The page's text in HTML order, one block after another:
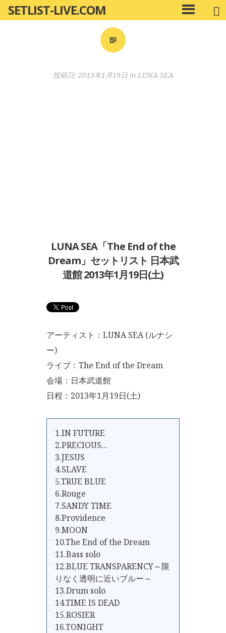
ン
SETLIST-LIVE.COM
メ
イ
投稿日: 2013年1月19日in LUNA SEA
LUNA SEA「The End of the
Dream」セットリスト 日本武
道館 2013年1月19日(土)
アーティスト：LUNA SEA (ルナシ
ー)
ライブ：The End of the Dream
会場：日本武道館
日程：2013年1月19日(土)
1.IN FUTURE
2.PRECIOUS...
3.JESUS
4.SLAVE
5.TRUE BLUE
6.Rouge
7.SANDY TIME
8.Providence
9.MOON
10.The End of the Dream
11.Bass solo
12.BLUE TRANSPARENCY～限
りなく透明に近いブルー～
13.Drum solo
14.TIME IS DEAD
15.ROSIER
16.TONIGHT